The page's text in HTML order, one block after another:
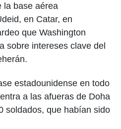
la base aérea
en Catar, en
que Washington
sobre intereses clave del
estadounidense en todo
a las afueras de Doha
soldados, que habían sido